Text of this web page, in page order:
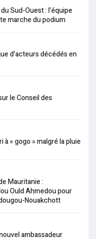
Sud-Ouest : l’équipe
marche du podium
d’acteurs décédés en
le Conseil des
à « gogo » malgré la pluie
Mauritanie :
Ould Ahmedou pour
Nouakchott
ambassadeur